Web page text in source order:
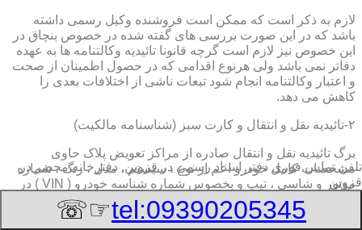
لازم به ذکر است که ممکن است فروشنده وکیل رسمی داشته
باشد که در این صورت بررسی های گفته شده در خصوص بنچاق در
این خصوص نیز لازم است گرچه قانونا تائیدیه وکالتنامه ها به عهده
دفاتر نمی باشد ولی هرنوع اقدامی که در حصول اطمینان از صحت
و اعتبار وکالتنامه انجام شود تبعات ناشی از اختلافات بعدی را
کاهش می دهد.
۲-تائیدیه نقل و انتقال و کارت سبز (شناسنامه مالکیت)
برگ تائیدیه نقل و انتقال صادره از مراکز تعویض پلاک حاوی
مشخصات کامل خودرو اعم از نوع ، سیستم ، مدل ، رنگ ، شماره
موتور و شاسی ، تیپ و بخصوس شماره شناسه خودرو ( VIN ) در
صدر صفحه و مشخصات فروشنده و خریدار اعم از مشخصات
سجلی و شماره ملی و کدپستی و آدرس و شماره انتظامی
تلفن تماس فوری دفتر اسناد رسمی در قزوین, دفترخانه,محضر در
قزوین
tel:09390205345
☞☏